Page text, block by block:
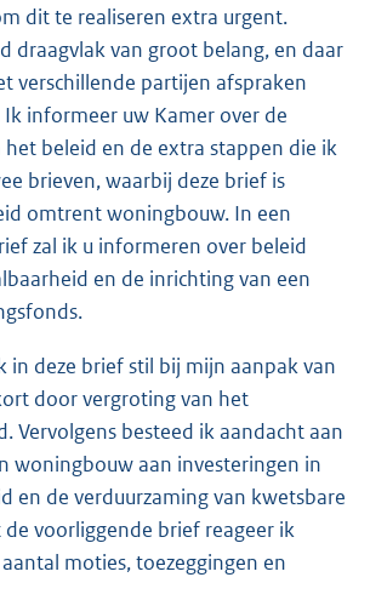
dit te realiseren extra urgent.
draagvlak van groot belang, en daar
verschillende partijen afspraken
informeer uw Kamer over de
beleid en de extra stappen die ik
brieven, waarbij deze brief is
omtrent woningbouw. In een
zal ik u informeren over beleid
en de inrichting van een
in deze brief stil bij mijn aanpak van
door vergroting van het
Vervolgens besteed ik aandacht aan
woningbouw aan investeringen in
en de verduurzaming van kwetsbare
voorliggende brief reageer ik
moties, toezeggingen en